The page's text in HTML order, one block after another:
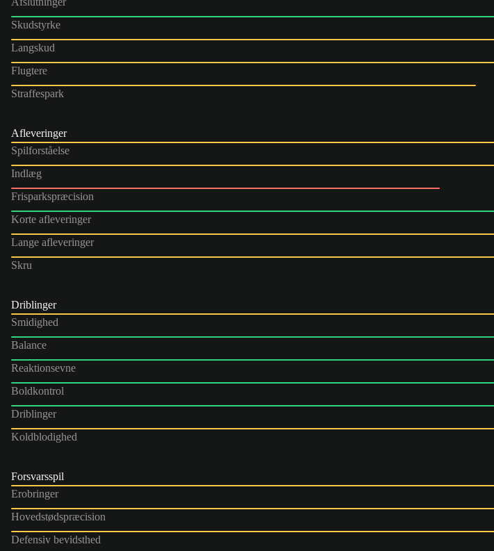
Skudstyrke
Langskud
Flugtere
Straffespark
Afleveringer
Spilforståelse
Indlæg
Frisparkspræcision
Korte afleveringer
Lange afleveringer
Skru
Driblinger
Smidighed
Balance
Reaktionsevne
Boldkontrol
Driblinger
Koldblodighed
Forsvarsspil
Erobringer
Hovedstødspræcision
Defensiv bevidsthed